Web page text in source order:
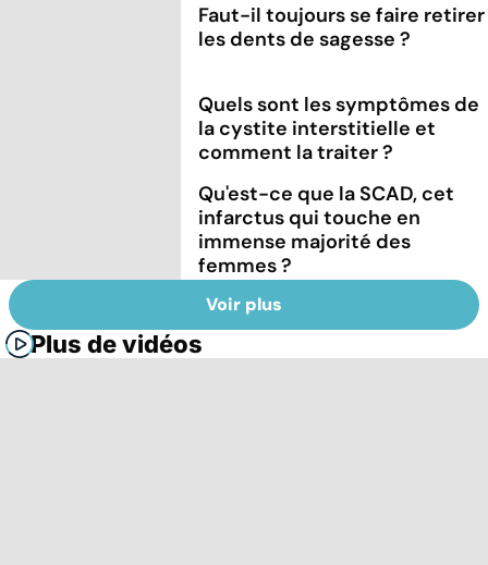
Faut-il toujours se faire retirer
les dents de sagesse ?
Quels sont les symptômes de
la cystite interstitielle et
comment la traiter ?
Qu'est-ce que la SCAD, cet
infarctus qui touche en
immense majorité des
femmes ?
Voir plus
Plus de vidéos